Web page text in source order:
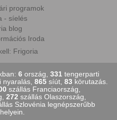
programok
- síelés
blog
Iroda
Frigoria
6ország, 331tengerparti
nyaralás, 865 síút, 83 körutazás.
szállás Franciaország,
272 szállás Olaszország,
Szlovénia legnépszerűbb